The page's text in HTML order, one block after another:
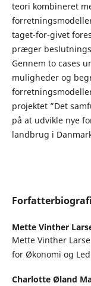
teori kombineret
taget-for-givet
præger
Gennem to cases
muligheder og
projektet ”Det
på at udvikle nye
landbrug i
Mette Vinther
Mette Vinther
for Økonomi og
Charlotte Øland